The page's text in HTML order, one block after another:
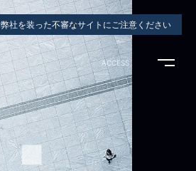
弊社を装った不審なサイトにご注意ください
ACCESS